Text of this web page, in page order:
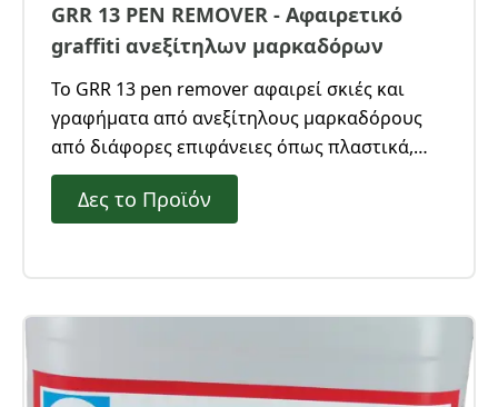
GRR 13 PEN REMOVER - Αφαιρετικό
graffiti ανεξίτηλων μαρκαδόρων
Το GRR 13 pen remover αφαιρεί σκιές και
γραφήματα από ανεξίτηλους μαρκαδόρους
από διάφορες επιφάνειες όπως πλαστικά,
Pvc, δάπεδα, γυαλισμένο μάρμαρο, βαμμένες
επιφάνειες.
Δες το Προϊόν